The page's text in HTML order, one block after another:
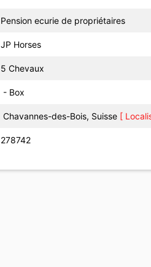
Pension ecurie de propriétaires
JP Horses
5 Chevaux
- Box
Chavannes-des-Bois, Suisse [
278742